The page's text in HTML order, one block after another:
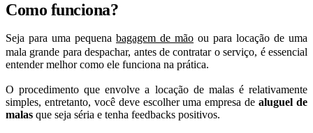
Como funciona?
Seja para uma pequena bagagem de mão ou para locação de uma
mala grande para despachar, antes de contratar o serviço, é essencial
entender melhor como ele funciona na prática.
O procedimento que envolve a locação de malas é relativamente
simples, entretanto, você deve escolher uma empresa dealuguel de
malas que seja séria e tenha feedbacks positivos.